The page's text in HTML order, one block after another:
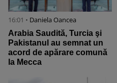
16:01 • Daniela Oancea
Arabia Saudită, Turcia şi
Pakistanul au semnat un
acord de apărare comună
la Mecca